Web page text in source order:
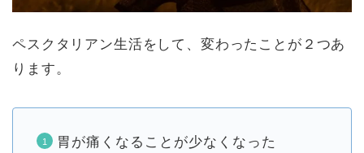
ペスクタリアン生活をして、変わったことが２つあ
ります。
胃が痛くなることが少なくなった